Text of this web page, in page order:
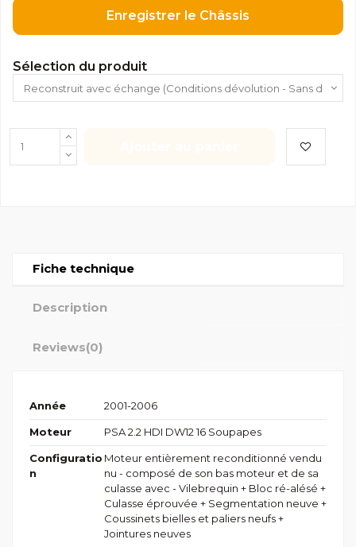
Enregistrer le Châssis
Sélection du produit
Fiche technique
Description
Reviews(0)
Année 2001-2006
Moteur PSA 2.2 HDI DW12 16 Soupapes
Configuratio
n
Moteur entièrement reconditionné vendu
nu - composé de son bas moteur et de sa
culasse avec - Vilebrequin + Bloc ré-alésé +
Culasse éprouvée + Segmentation neuve +
Coussinets bielles et paliers neufs +
Jointures neuves